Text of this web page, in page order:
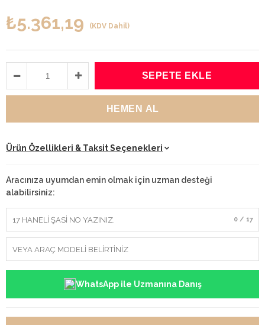
₺5.361,19 (KDV Dahil)
Ürün Özellikleri & Taksit Seçenekleri
Aracınıza uyumdan emin olmak için uzman desteği
alabilirsiniz:
0 / 17
WhatsApp ile Uzmanına Danış